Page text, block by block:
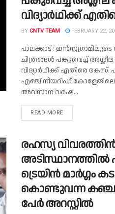
വിദ്യാർഥിക്ക്
BY CNTV TEAM FEBRUARY 22,
പാലക്കാട് :
ചിത്രങ്ങൾ പങ്കുവെച്ച് അശ്ലീല
വിദ്യാ‍ർഥിക്ക് എതിരെ
എഞ്ചിനീയറിം​ഗ്
അവസാന വർഷ...
READ MORE
രഹസ്യ
അടിസ്ഥാനത്തിൽ
ട്രെയിൻ മാർഗ്ഗം
കൊണ്ടുവന്ന
പേർ അറസ്റ്റിൽ